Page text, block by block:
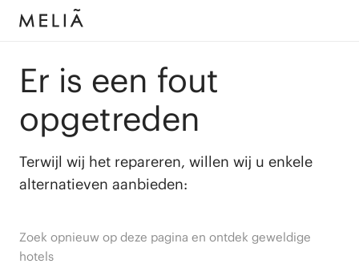
Er is een fout
opgetreden
Terwijl wij het repareren, willen wij u enkele
alternatieven aanbieden:
Zoek opnieuw op deze pagina en ontdek geweldige
hotels